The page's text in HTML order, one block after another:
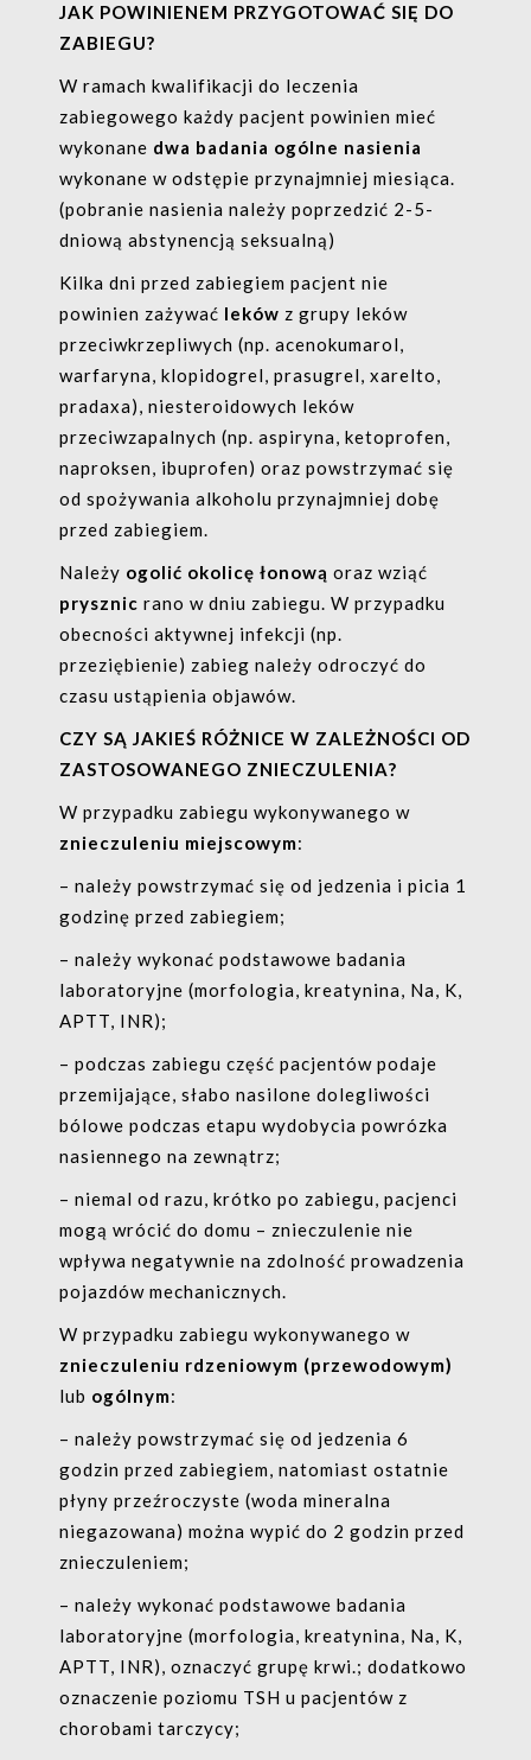
JAK POWINIENEM PRZYGOTOWAĆ SIĘ DO
ZABIEGU?
W ramach kwalifikacji do leczenia
zabiegowego każdy pacjent powinien mieć
wykonane dwa badania ogólne nasienia
wykonane w odstępie przynajmniej miesiąca.
(pobranie nasienia należy poprzedzić 2-5-
dniową abstynencją seksualną)
Kilka dni przed zabiegiem pacjent nie
powinien zażywać leków z grupy leków
przeciwkrzepliwych (np. acenokumarol,
warfaryna, klopidogrel, prasugrel, xarelto,
pradaxa), niesteroidowych leków
przeciwzapalnych (np. aspiryna, ketoprofen,
naproksen, ibuprofen) oraz powstrzymać się
od spożywania alkoholu przynajmniej dobę
przed zabiegiem.
Należy ogolić okolicę łonową oraz wziąć
prysznic rano w dniu zabiegu. W przypadku
obecności aktywnej infekcji (np.
przeziębienie) zabieg należy odroczyć do
czasu ustąpienia objawów.
CZY SĄ JAKIEŚ RÓŻNICE W ZALEŻNOŚCI OD
ZASTOSOWANEGO ZNIECZULENIA?
W przypadku zabiegu wykonywanego w
znieczuleniu miejscowym:
– należy powstrzymać się od jedzenia i picia 1
godzinę przed zabiegiem;
– należy wykonać podstawowe badania
laboratoryjne (morfologia, kreatynina, Na, K,
APTT, INR);
– podczas zabiegu część pacjentów podaje
przemijające, słabo nasilone dolegliwości
bólowe podczas etapu wydobycia powrózka
nasiennego na zewnątrz;
– niemal od razu, krótko po zabiegu, pacjenci
mogą wrócić do domu – znieczulenie nie
wpływa negatywnie na zdolność prowadzenia
pojazdów mechanicznych.
W przypadku zabiegu wykonywanego w
znieczuleniu rdzeniowym (przewodowym)
lub ogólnym:
– należy powstrzymać się od jedzenia 6
godzin przed zabiegiem, natomiast ostatnie
płyny przeźroczyste (woda mineralna
niegazowana) można wypić do 2 godzin przed
znieczuleniem;
– należy wykonać podstawowe badania
laboratoryjne (morfologia, kreatynina, Na, K,
APTT, INR), oznaczyć grupę krwi.; dodatkowo
oznaczenie poziomu TSH u pacjentów z
chorobami tarczycy;
Zgadzam się na kontakt ze mną za
pomocą środków komunikacji takich jak e-
mail i telefon oraz zapoznałem się z
informacją o administratorze i
przetwarzaniu danych, zwartą w
regulaminie.
Treści reklamowe wysyłamy rzadko.
Prezentowana oferta jest zawsze
atrakcyjna cenowo lub zawiera ciekawe
informacje o zabiegach w Krefft Clinic. *